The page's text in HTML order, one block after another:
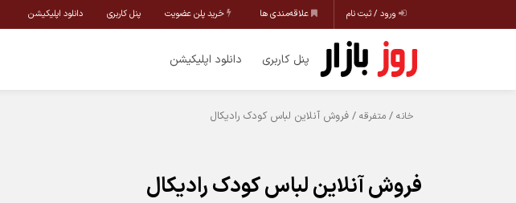
ورود / ثبت نام علاقه‌مندی ها خرید پلن عضویت پنل کاربری دانلود اپلیکیشن
پنل کاربری دانلود اپلیکیشن
خانه / متفرقه / فروش آنلاین لباس کودک رادیکال
فروش آنلاین لباس کودک رادیکال